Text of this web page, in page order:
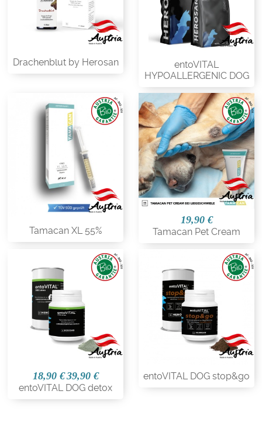
Drachenblut by Herosan
entoVITAL
HYPOALLERGENIC DOG
Tamacan XL 55%
19,90 €
Tamacan Pet Cream
18,90 €39,90 €
entoVITAL DOG detox
entoVITAL DOG stop&go